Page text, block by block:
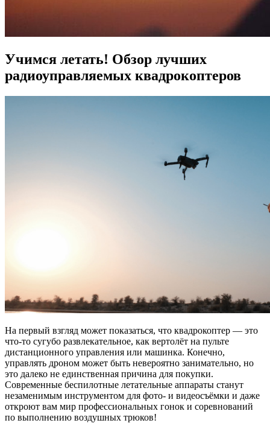
Учимся летать! Обзор лучших
радиоуправляемых квадрокоптеров
На первый взгляд может показаться, что квадрокоптер — это
что-то сугубо развлекательное, как вертолёт на пульте
дистанционного управления или машинка. Конечно,
управлять дроном может быть невероятно занимательно, но
это далеко не единственная причина для покупки.
Современные беспилотные летательные аппараты станут
незаменимым инструментом для фото- и видеосъёмки и даже
откроют вам мир профессиональных гонок и соревнований
по выполнению воздушных трюков!